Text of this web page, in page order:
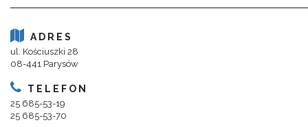
ADRES
ul. Kościuszki 28
08-441 Parysów
TELEFON
25 685-53-19
25 685-53-70